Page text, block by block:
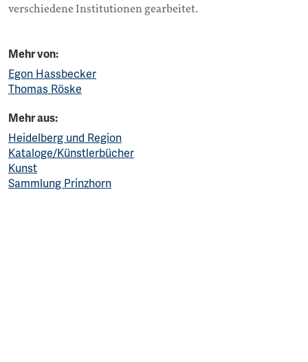
verschiedene Institutionen gearbeitet.
Mehr von:
Egon Hassbecker
Thomas Röske
Mehr aus:
Heidelberg und Region
Kataloge/Künstlerbücher
Kunst
Sammlung Prinzhorn